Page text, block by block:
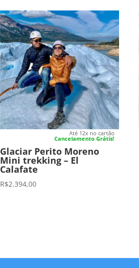
Até 12x no cartão
Cancelamento Grátis!
Glaciar Perito Moreno
Mini trekking – El
Calafate
R$2.394,00